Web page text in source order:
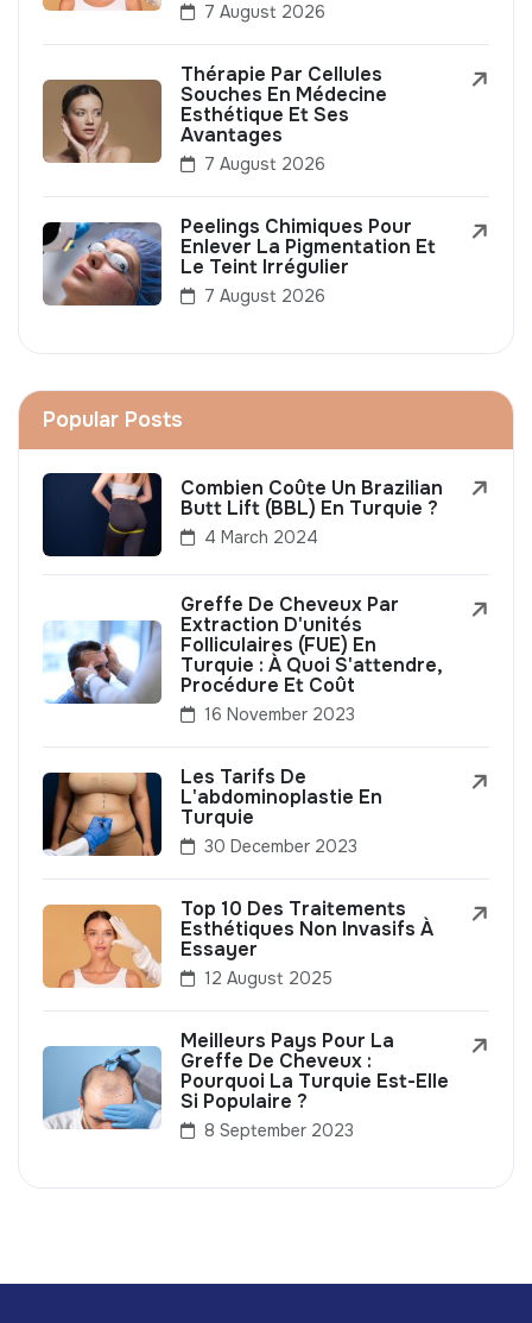
7 August 2026
Thérapie Par Cellules
Souches En Médecine
Esthétique Et Ses
Avantages
7 August 2026
Peelings Chimiques Pour
Enlever La Pigmentation Et
Le Teint Irrégulier
7 August 2026
Popular Posts
Combien Coûte Un Brazilian
Butt Lift (BBL) En Turquie ?
4 March 2024
Greffe De Cheveux Par
Extraction D'unités
Folliculaires (FUE) En
Turquie : À Quoi S'attendre,
Procédure Et Coût
16 November 2023
Les Tarifs De
L'abdominoplastie En
Turquie
30 December 2023
Top 10 Des Traitements
Esthétiques Non Invasifs À
Essayer
12 August 2025
Meilleurs Pays Pour La
Greffe De Cheveux :
Pourquoi La Turquie Est-Elle
Si Populaire ?
8 September 2023